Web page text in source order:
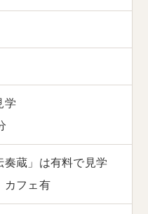
学
奏蔵」は有料で見学
カフェ有